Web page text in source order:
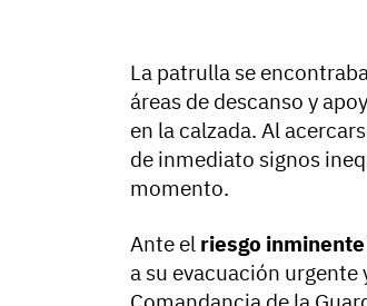
La patrulla se
áreas de descanso y
en la calzada. Al
de inmediato signos
momento.
Ante el riesgo inminente
a su evacuación urgente